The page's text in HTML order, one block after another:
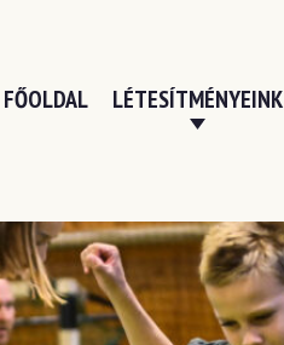
FŐOLDAL LÉTESÍTMÉNYEINK